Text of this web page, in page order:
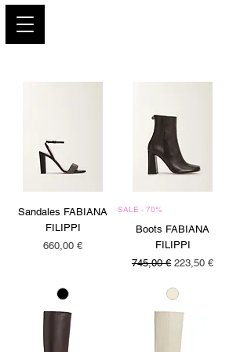
Sandales FABIANA
FILIPPI
Precio
660,00 €
SALE - 70%
Boots FABIANA
FILIPPI
Precio
745,00 € Precio de oferta
223,50 €